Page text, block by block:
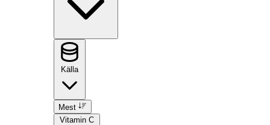
Källa
Mest
Vitamin C